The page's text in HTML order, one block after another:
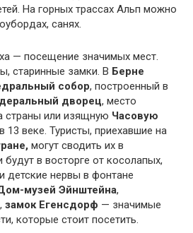
На горных трассах Альп можно
санях.
— посещение значимых мест.
старинные замки. В Берне
собор, построенный в
дворец, место
страны или изящную Часовую
13 веке. Туристы, приехавшие на
могут сводить их в
будут в восторге от косолапых,
детские нервы в фонтане
музей Эйнштейна,
, замок Егенсдорф — значимые
которые стоит посетить.